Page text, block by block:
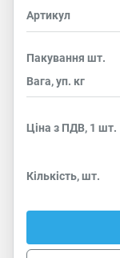
Артикул
Пакування шт.
Вага, уп. кг
Ціна з ПДВ, 1 шт.
Кількість, шт.